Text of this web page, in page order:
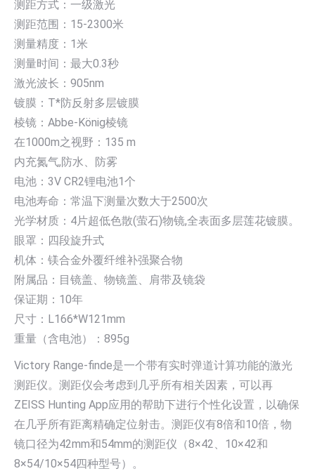
测距方式：一级激光
测距范围：15-2300米
测量精度：1米
测量时间：最大0.3秒
激光波长：905nm
镀膜：T*防反射多层镀膜
棱镜：Abbe-König棱镜
在1000m之视野：135 m
内充氮气,防水、防雾
电池：3V CR2锂电池1个
电池寿命：常温下测量次数大于2500次
光学材质：4片超低色散(萤石)物镜,全表面多层莲花镀膜。
眼罩：四段旋升式
机体：镁合金外覆纤维补强聚合物
附属品：目镜盖、物镜盖、肩带及镜袋
保证期：10年
尺寸：L166*W121mm
重量（含电池）：895g
Victory Range-finde是一个带有实时弹道计算功能的激光
测距仪。测距仪会考虑到几乎所有相关因素，可以再
ZEISS Hunting App应用的帮助下进行个性化设置，以确保
在几乎所有距离精确定位射击。测距仪有8倍和10倍，物
镜口径为42mm和54mm的测距仪（8×42、10×42和
8×54/10×54四种型号）。